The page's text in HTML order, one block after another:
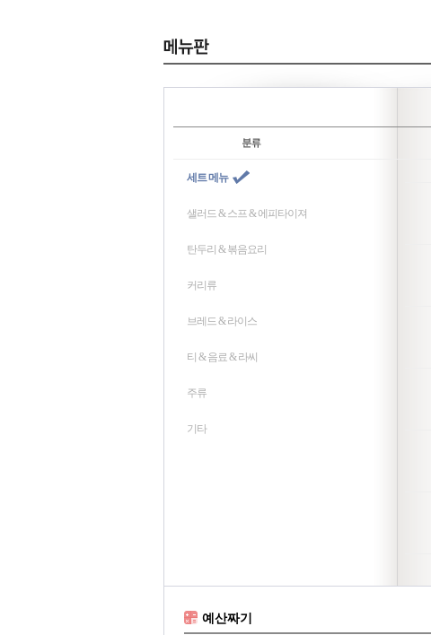
세트 메뉴
샐러드 & 스프 & 에피타이져
탄두리 & 볶음요리
커리류
브레드 & 라이스
티 & 음료 & 라씨
주류
기타
예산짜기